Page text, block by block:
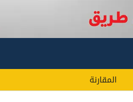
المقارنة